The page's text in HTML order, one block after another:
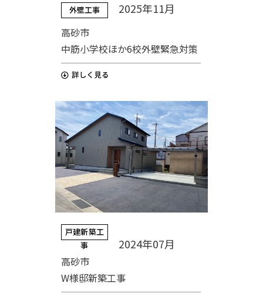
外壁工事 2025年11月
高砂市
中筋小学校ほか6校外壁緊急対策
戸建新築工
事
2024年07月
高砂市
W様邸新築工事